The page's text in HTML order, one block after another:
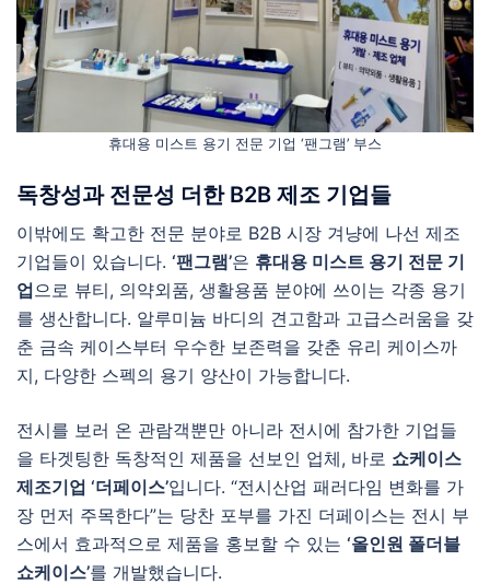
휴대용 미스트 용기 전문 기업 ‘팬그램’ 부스
독창성과 전문성 더한 B2B 제조 기업들
이밖에도 확고한 전문 분야로 B2B 시장 겨냥에 나선 제조
기업들이 있습니다. ‘팬그램’은 휴대용 미스트 용기 전문 기
업으로 뷰티, 의약외품, 생활용품 분야에 쓰이는 각종 용기
를 생산합니다. 알루미늄 바디의 견고함과 고급스러움을 갖
춘 금속 케이스부터 우수한 보존력을 갖춘 유리 케이스까
지, 다양한 스펙의 용기 양산이 가능합니다.
전시를 보러 온 관람객뿐만 아니라 전시에 참가한 기업들
을 타겟팅한 독창적인 제품을 선보인 업체, 바로 쇼케이스
제조기업 ‘더페이스’입니다. “전시산업 패러다임 변화를 가
장 먼저 주목한다”는 당찬 포부를 가진 더페이스는 전시 부
스에서 효과적으로 제품을 홍보할 수 있는 ‘올인원 폴더블
쇼케이스’를 개발했습니다.